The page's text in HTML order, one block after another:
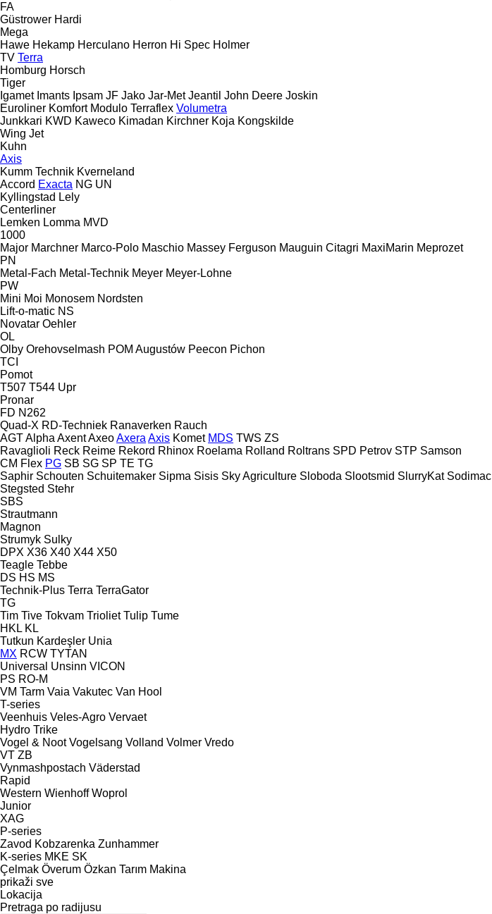
FA
Güstrower Hardi
Mega
Hawe Hekamp Herculano Herron Hi Spec Holmer
TV Terra
Homburg Horsch
Tiger
Igamet Imants Ipsam JF Jako Jar-Met Jeantil John Deere Joskin
Euroliner Komfort Modulo Terraflex Volumetra
Junkkari KWD Kaweco Kimadan Kirchner Koja Kongskilde
Wing Jet
Kuhn
Axis
Kumm Technik Kverneland
Accord Exacta NG UN
Kyllingstad Lely
Centerliner
Lemken Lomma MVD
1000
Major Marchner Marco-Polo Maschio Massey Ferguson Mauguin Citagri MaxiMarin Meprozet
PN
Metal-Fach Metal-Technik Meyer Meyer-Lohne
PW
Mini Moi Monosem Nordsten
Lift-o-matic NS
Novatar Oehler
OL
Olby Orehovselmash POM Augustów Peecon Pichon
TCI
Pomot
T507 T544 Upr
Pronar
FD N262
Quad-X RD-Techniek Ranaverken Rauch
AGTAlpha AxentAxeoAxera Axis Komet MDS TWS ZS
Ravaglioli Reck Reime Rekord Rhinox Roelama Rolland Roltrans SPD Petrov STP Samson
CM Flex PG SB SG SP TE TG
Saphir Schouten Schuitemaker Sipma Sisis Sky Agriculture Sloboda Slootsmid SlurryKat Sodimac
Stegsted Stehr
SBS
Strautmann
Magnon
Strumyk Sulky
DPX X36 X40 X44 X50
Teagle Tebbe
DS HS MS
Technik-Plus Terra TerraGator
TG
Tim Tive Tokvam Trioliet Tulip Tume
HKL KL
Tutkun Kardeşler Unia
MX RCW TYTAN
Universal Unsinn VICON
PS RO-M
VM Tarm Vaia Vakutec Van Hool
T-series
Veenhuis Veles-Agro Vervaet
Hydro Trike
Vogel & Noot Vogelsang Volland Volmer Vredo
VT ZB
Vynmashpostach Väderstad
Rapid
Western Wienhoff Woprol
Junior
XAG
P-series
Zavod Kobzarenka Zunhammer
K-series MKE SK
Çelmak Överum Özkan Tarım Makina
prikaži sve
Lokacija
Pretraga po radijusu